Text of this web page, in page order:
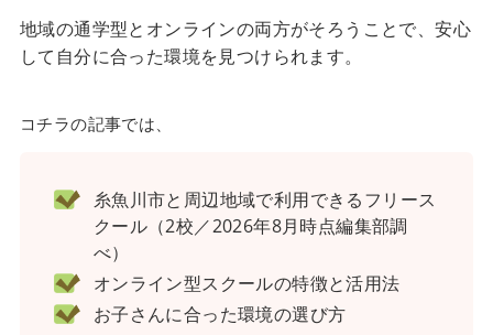
地域の通学型とオンラインの両方がそろうことで、安心
して自分に合った環境を見つけられます。
コチラの記事では、
糸魚川市と周辺地域で利用できるフリース
クール（2校／2026年8月時点編集部調
べ）
オンライン型スクールの特徴と活用法
お子さんに合った環境の選び方